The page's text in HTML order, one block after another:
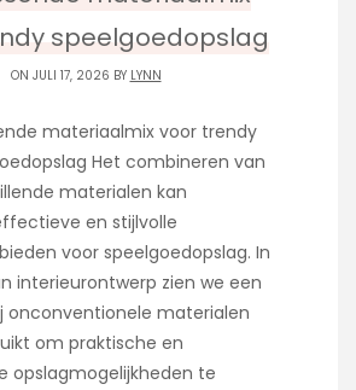
speelgoedopslag
ON JULI 17, 2026 BY LYNN
materiaalmix voor trendy
Het combineren van
materialen kan
en stijlvolle
voor speelgoedopslag. In
interieurontwerp zien we een
onconventionele materialen
om praktische en
opslagmogelijkheden te